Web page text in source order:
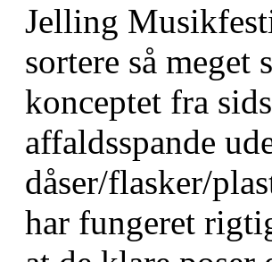
Jelling
sortere så
konceptet fra
affaldsspande
dåser/flasker/
har fungeret